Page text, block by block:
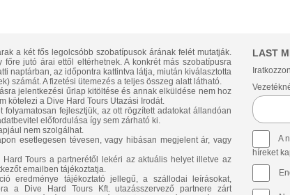
LAST
A
híreket
a két fős legolcsóbb szobatípusok árának felét mutatják.
jutó árai ettől eltérhetnek. A konkrét más szobatípusra
naptárban, az időpontra kattintva látja, miután kiválasztotta
számát. A fizetési ütemezés a teljes összeg alatt látható.
jelentkezési űrlap kitöltése és annak elküldése nem hoz
kötelezi a Dive Hard Tours Utazási Irodát.
fejlesztjük, az ott rögzített adatokat állandóan
előfordulása így sem zárható ki.
nem szolgálhat.
esetlegesen tévesen, vagy hibásan megjelent ár, vagy
Tours a partnerétől lekéri az aktuális helyet illetve az
emailben tájékoztatja.
eredménye tájékoztató jellegű, a szállodai leírásokat,
a Dive Hard Tours Kft. utazásszervező partnere zárt